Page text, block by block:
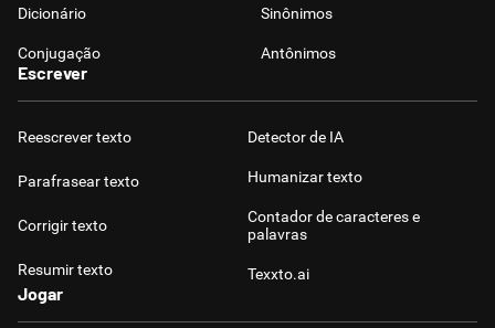
Dicionário Sinônimos
Conjugação Antônimos
Escrever
Reescrever texto
Parafrasear texto
Corrigir texto
Resumir texto
Detector de IA
Humanizar texto
Contador de caracteres e
palavras
Texxto.ai
Jogar